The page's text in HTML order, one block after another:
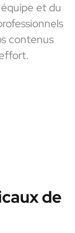
et du
contenus
de